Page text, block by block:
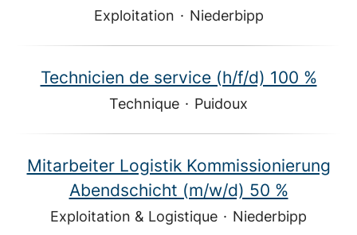
Exploitation · Niederbipp
Technicien de service (h/f/d) 100 %
Technique · Puidoux
Mitarbeiter Logistik Kommissionierung
Abendschicht (m/w/d) 50 %
Exploitation & Logistique · Niederbipp